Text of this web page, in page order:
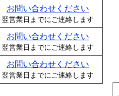
お問い合わせください
翌営業日までにご連絡します
お問い合わせください
翌営業日までにご連絡します
お問い合わせください
翌営業日までにご連絡します